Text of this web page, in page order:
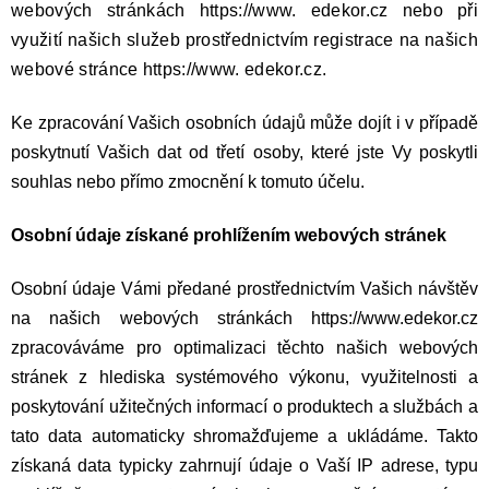
webových stránkách https://www. edekor.cz nebo při
využití našich služeb prostřednictvím registrace na našich
webové stránce https://www. edekor.cz.
Ke zpracování Vašich osobních údajů může dojít i v případě
poskytnutí Vašich dat od třetí osoby, které jste Vy poskytli
souhlas nebo přímo zmocnění k tomuto účelu.
Osobní údaje získané prohlížením webových stránek
Osobní údaje Vámi předané prostřednictvím Vašich návštěv
na našich webových stránkách https://www.edekor.cz
zpracováváme pro optimalizaci těchto našich webových
stránek z hlediska systémového výkonu, využitelnosti a
poskytování užitečných informací o produktech a službách a
tato data automaticky shromažďujeme a ukládáme. Takto
získaná data typicky zahrnují údaje o Vaší IP adrese, typu